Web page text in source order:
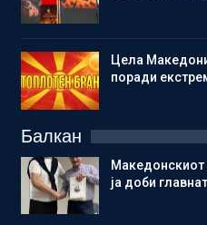
Цела
поради
Балкан
ја доби